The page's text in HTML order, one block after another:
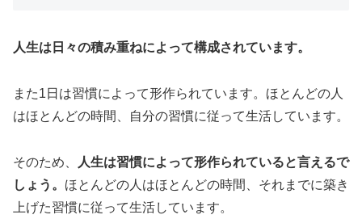
人生は日々の積み重ねによって構成されています。
また1日は習慣によって形作られています。ほとんどの人
はほとんどの時間、自分の習慣に従って生活しています。
そのため、
人生は習慣によって形作られていると言えるで
しょう。 ほとんどの人はほとんどの時間、それまでに築き
上げた習慣に従って生活しています。